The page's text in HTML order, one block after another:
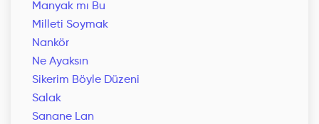
Manyak mı Bu
Milleti Soymak
Nankör
Ne Ayaksın
Sikerim Böyle Düzeni
Salak
Sanane Lan